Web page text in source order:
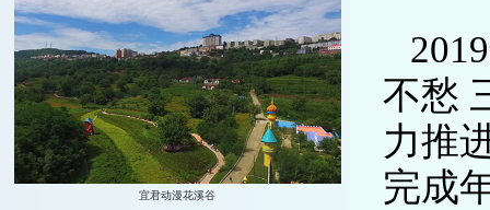
不愁
力推
完成